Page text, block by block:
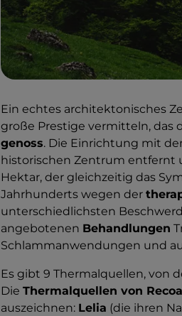
Ein echtes architektonisches
große Prestige vermitteln, das
genoss. Die Einrichtung mit
historischen Zentrum entfernt
Hektar, der gleichzeitig das
Jahrhunderts wegen der
unterschiedlichsten
angebotenen Behandlungen
Schlammanwendungen und
Es gibt 9 Thermalquellen, von
Die Thermalquellen von
auszeichnen: Lelia (die ihren